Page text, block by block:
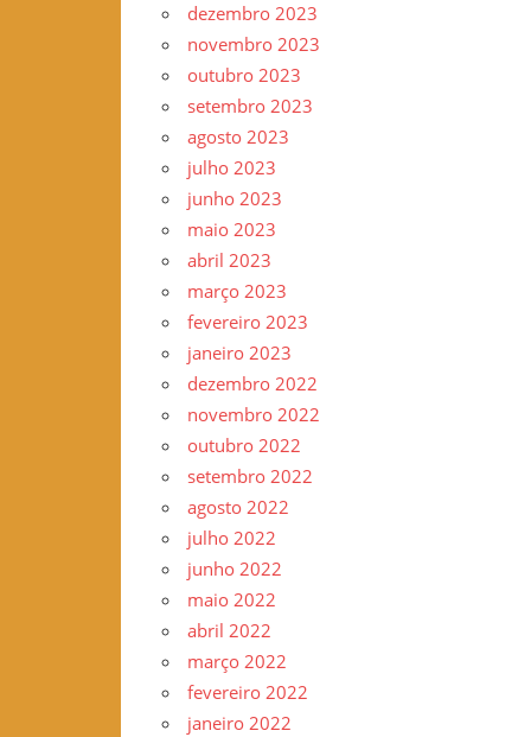
dezembro 2023
novembro 2023
outubro 2023
setembro 2023
agosto 2023
julho 2023
junho 2023
maio 2023
abril 2023
março 2023
fevereiro 2023
janeiro 2023
dezembro 2022
novembro 2022
outubro 2022
setembro 2022
agosto 2022
julho 2022
junho 2022
maio 2022
abril 2022
março 2022
fevereiro 2022
janeiro 2022